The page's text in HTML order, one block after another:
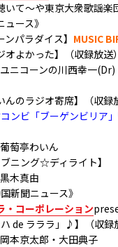
て～や東京大衆歌謡楽
ース》
パラダイス】 MUSIC
よかった】（収録放送）
ユニコーンの川西幸一
のラジオ寄席】（収録
ンビ「ブーゲンビリア
萄亭わいん
ニング☆ディライト】
木真由
新聞ニュース》
・コーポレーション
de ラララ」♪】（収録
本京太郎・大田典子